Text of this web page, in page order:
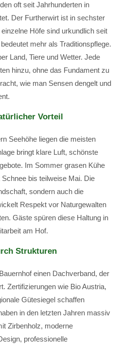
oft seit Jahrhunderten in
Der Furtherwirt ist in sechster
Höfe sind urkundlich seit
mehr als Traditionspflege.
Land, Tiere und Wetter. Jede
hinzu, ohne das Fundament zu
wie man Sensen dengelt und
Vorteil
Seehöhe liegen die meisten
bringt klare Luft, schönste
Im Sommer grasen Kühe
bis teilweise Mai. Die
sondern auch die
Respekt vor Naturgewalten
Gäste spüren diese Haltung in
am Hof.
Strukturen
einen Dachverband, der
Zertifizierungen wie Bio Austria,
Gütesiegel schaffen
in den letzten Jahren massiv
Zirbenholz, moderne
professionelle